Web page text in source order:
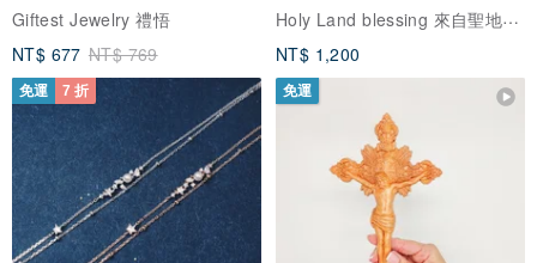
Giftest Jewelry 禮悟
NT$ 677 NT$ 769
Holy Land blessing 來自聖地的祝福
NT$ 1,200
免運 7 折 免運